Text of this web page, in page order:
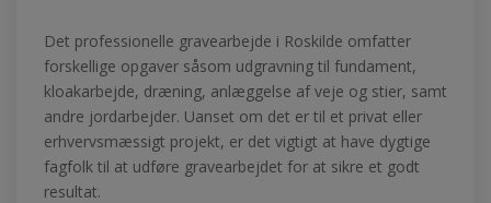
Det professionelle gravearbejde i Roskilde omfatter
forskellige opgaver såsom udgravning til fundament,
kloakarbejde, dræning, anlæggelse af veje og stier, samt
andre jordarbejder. Uanset om det er til et privat eller
erhvervsmæssigt projekt, er det vigtigt at have dygtige
fagfolk til at udføre gravearbejdet for at sikre et godt
resultat.